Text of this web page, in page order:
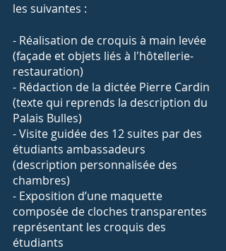
les suivantes :
- Réalisation de croquis à main levée
(façade et objets liés à l'hôtellerie-
restauration)
- Rédaction de la dictée Pierre Cardin
(texte qui reprends la description du
Palais Bulles)
- Visite guidée des 12 suites par des
étudiants ambassadeurs
(description personnalisée des
chambres)
- Exposition d’une maquette
composée de cloches transparentes
représentant les croquis des
étudiants